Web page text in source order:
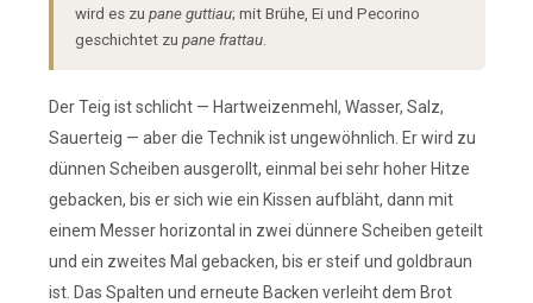
wird es zu pane guttiau; mit Brühe, Ei und Pecorino
geschichtet zu pane frattau.
Der Teig ist schlicht — Hartweizenmehl, Wasser, Salz,
Sauerteig — aber die Technik ist ungewöhnlich. Er wird zu
dünnen Scheiben ausgerollt, einmal bei sehr hoher Hitze
gebacken, bis er sich wie ein Kissen aufbläht, dann mit
einem Messer horizontal in zwei dünnere Scheiben geteilt
und ein zweites Mal gebacken, bis er steif und goldbraun
ist. Das Spalten und erneute Backen verleiht dem Brot